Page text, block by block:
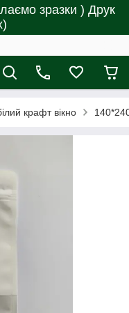
зразки ) Друк
крафт вікно